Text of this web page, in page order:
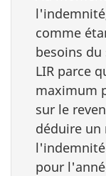
comme
besoins du
LIR parce
maximum
sur le
déduire
l'indemnité
pour